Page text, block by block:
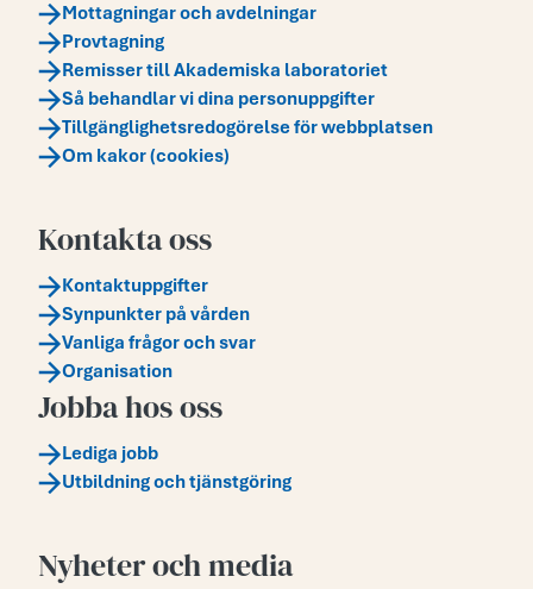
Mottagningar och avdelningar
Provtagning
Remisser till Akademiska laboratoriet
Så behandlar vi dina personuppgifter
Tillgänglighetsredogörelse för webbplatsen
Om kakor (cookies)
Kontakta oss
Kontaktuppgifter
Synpunkter på vården
Vanliga frågor och svar
Organisation
Jobba hos oss
Lediga jobb
Utbildning och tjänstgöring
Nyheter och media